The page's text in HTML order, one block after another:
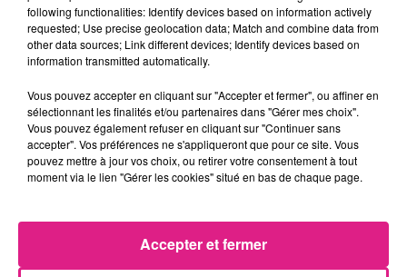
DESTINATION VOYAGE : À LA DÉCOUVERTE DE LA POLYNÉSIE
following functionalities: Identify devices based on information actively
requested; Use precise geolocation data; Match and combine data from
other data sources; Link different devices; Identify devices based on
information transmitted automatically.
Vous pouvez accepter en cliquant sur "Accepter et fermer", ou affiner en
sélectionnant les finalités et/ou partenaires dans "Gérer mes choix".
Vous pouvez également refuser en cliquant sur "Continuer sans
accepter". Vos préférences ne s'appliqueront que pour ce site. Vous
pouvez mettre à jour vos choix, ou retirer votre consentement à tout
moment via le lien "Gérer les cookies" situé en bas de chaque page.
Accepter et fermer